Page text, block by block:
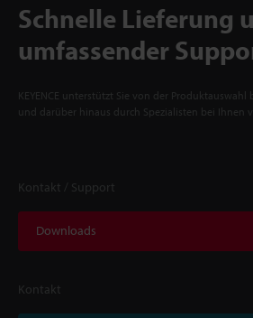
Schnelle Lieferung
umfassender
KEYENCE unterstützt Sie von der
und darüber hinaus durch Spezialisten bei Ihnen
Kontakt / Support
Downloads
Kontakt